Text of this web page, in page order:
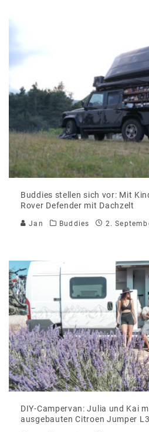
Buddies stellen sich vor: Mit
Rover Defender mit Dachzelt
Jan Buddies 2.
DIY-Campervan: Julia und Kai
ausgebauten Citroen Jumper